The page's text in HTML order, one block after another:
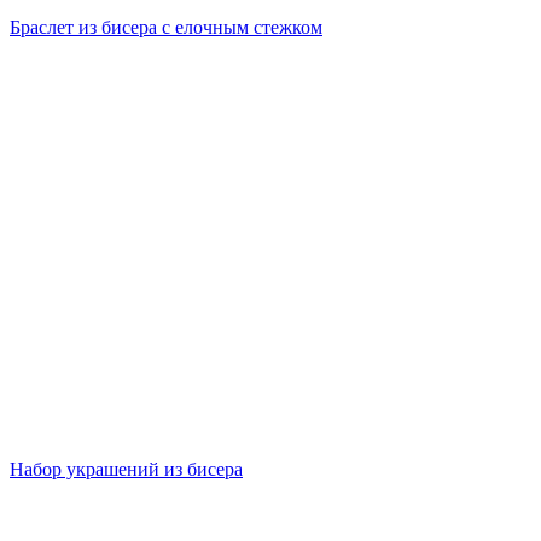
Браслет из бисера с елочным стежком
Набор украшений из бисера